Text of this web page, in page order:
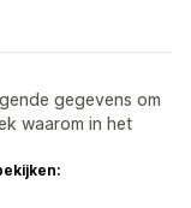
gegevens om
waarom in het